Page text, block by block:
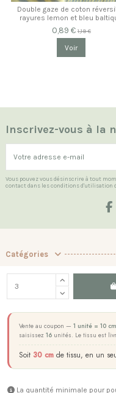
Vente au coupon — 1 unité = 10 cm
saisissez 16 unités. Le tissu est
Soit 30 cm de tissu, en un
La quantité minimale pour
Double gaze de coton
rayures lemon et bleu
0,89 €1,19 €
Voir
Inscrivez-vous à la
Vous pouvez vous désinscrire à tout
contact dans les conditions d'utilisation
Catégories
Les Indispensables
La boutique
Contact us
vérifier
© 2026 Batikou.